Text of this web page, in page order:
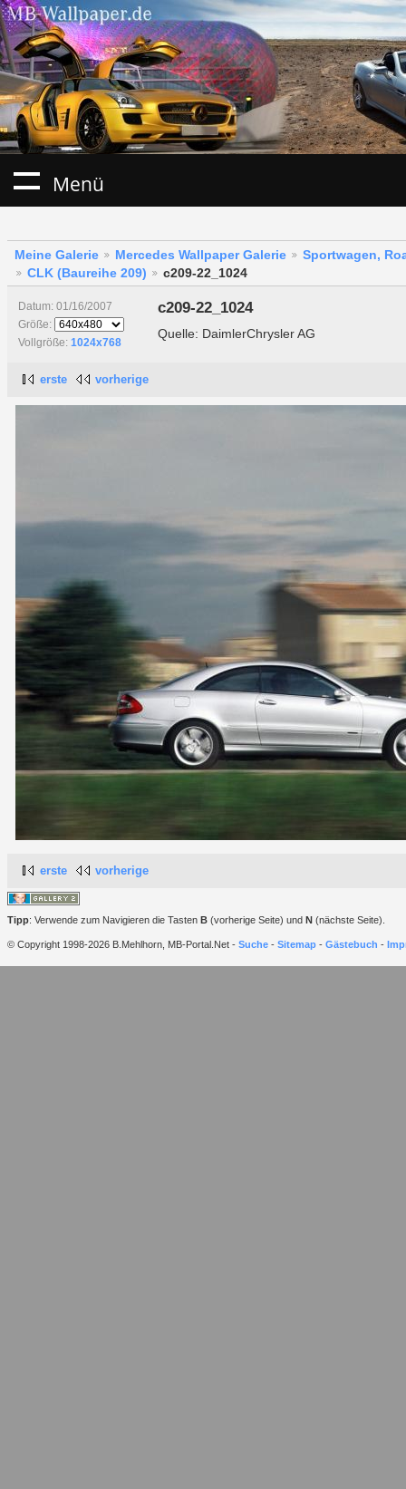
Menü
Meine Galerie Mercedes Wallpaper Galerie
Sportwagen,
CLK (Baureihe 209)
c209-22_1024
Datum: 01/16/2007
Größe:
Vollgröße: 1024x768
c209-22_1024
Quelle: DaimlerChrysler AG
erste vorherige
erste vorherige
Tipp: Verwende zum Navigieren die Tasten B (vorherige Seite) und N (nächste Seite).
© Copyright 1998-2026 B.Mehlhorn, MB-Portal.Net - Suche - Sitemap - Gästebuch -